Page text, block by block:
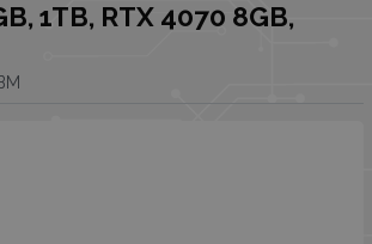
1TB, RTX 4070 8GB,